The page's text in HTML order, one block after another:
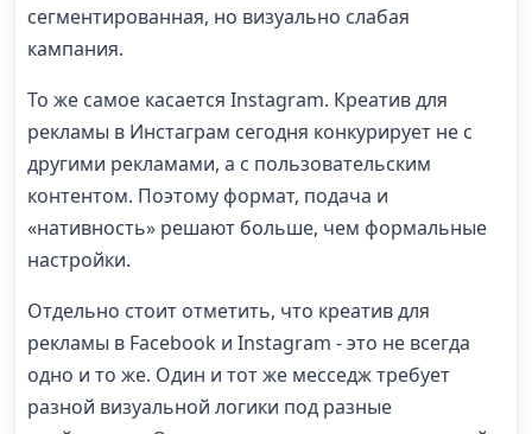
сегментированная, но визуально слабая
кампания.
То же самое касается Instagram. Креатив для
рекламы в Инстаграм сегодня конкурирует не с
другими рекламами, а с пользовательским
контентом. Поэтому формат, подача и
«нативность» решают больше, чем формальные
настройки.
Отдельно стоит отметить, что креатив для
рекламы в Facebook и Instagram - это не всегда
одно и то же. Один и тот же месседж требует
разной визуальной логики под разные